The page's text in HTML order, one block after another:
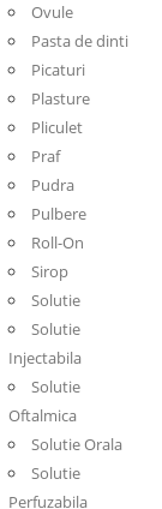
Ovule
Pasta de dinti
Picaturi
Plasture
Pliculet
Praf
Pudra
Pulbere
Roll-On
Sirop
Solutie
Solutie
Injectabila
Solutie
Oftalmica
Solutie Orala
Solutie
Perfuzabila